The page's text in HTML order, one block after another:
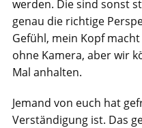
werden. Die sind sonst
genau die richtige
Gefühl, mein Kopf
ohne Kamera, aber wir
Mal anhalten.
Jemand von euch hat
Verständigung ist. Das